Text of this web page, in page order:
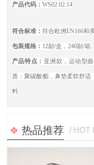
产品代码： WS02.02.14
符合标准： 符合欧洲EN166和
包装规格： 12副/盒，240副/箱
产品特点： 亚洲款，运动型
质：聚碳酸酯，鼻垫柔软舒
料
热品推荐 / HOT